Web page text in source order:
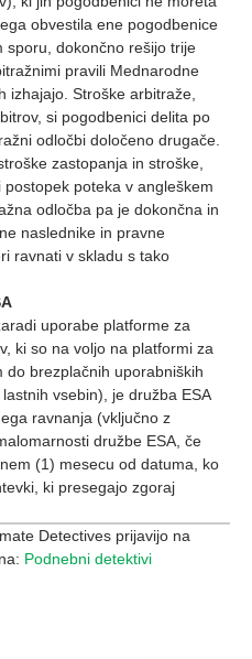
obvestila ene pogodbenice
sporu, dokončno rešijo trije
pravili Mednarodne
izhajajo. Stroške arbitraže,
si pogodbenici delita po
odločbi določeno drugače.
zastopanja in stroške,
poteka v angleškem
odločba pa je dokončna in
naslednike in pravne
ravnati v skladu s tako
uporabe platforme za
ki so na voljo na platformi za
do brezplačnih uporabniških
vsebin), je družba ESA
ravnanja (vključno z
družbe ESA, če
(1) mesecu od datuma, ko
ki presegajo zgoraj
Detectives prijavijo na
Podnebni detektivi